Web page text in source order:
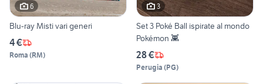
6
Blu-ray Misti vari generi
4 €
Roma (RM)
3
Set 3 Poké Ball ispirate al mondo
Pokémon 👾
28 €
Perugia (PG)